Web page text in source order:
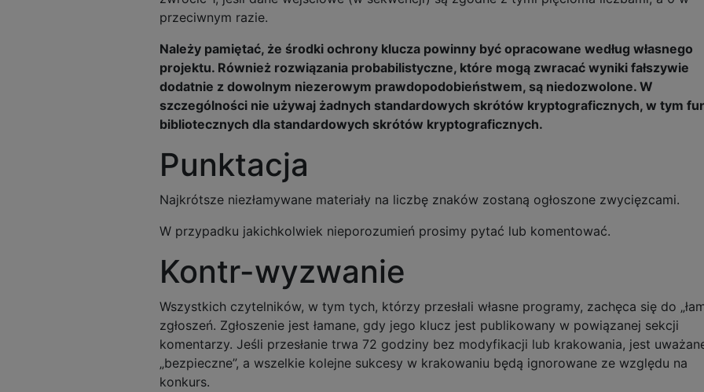
przeciwnym razie.
Należy pamiętać, że środki ochrony klucza powinny być opracowane według własnego
projektu. Również rozwiązania probabilistyczne, które mogą zwracać wyniki fałszywie
dodatnie z dowolnym niezerowym prawdopodobieństwem, są niedozwolone. W
szczególności nie używaj żadnych standardowych skrótów kryptograficznych, w tym
bibliotecznych dla standardowych skrótów kryptograficznych.
Punktacja
Najkrótsze niezłamywane materiały na liczbę znaków zostaną ogłoszone zwycięzcami.
W przypadku jakichkolwiek nieporozumień prosimy pytać lub komentować.
Kontr-wyzwanie
Wszystkich czytelników, w tym tych, którzy przesłali własne programy, zachęca się do
zgłoszeń. Zgłoszenie jest łamane, gdy jego klucz jest publikowany w powiązanej sekcji
komentarzy. Jeśli przesłanie trwa 72 godziny bez modyfikacji lub krakowania, jest
„bezpieczne”, a wszelkie kolejne sukcesy w krakowaniu będą ignorowane ze względu na
konkurs.